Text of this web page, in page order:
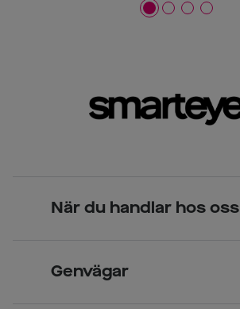
När du handlar hos oss
Genvägar